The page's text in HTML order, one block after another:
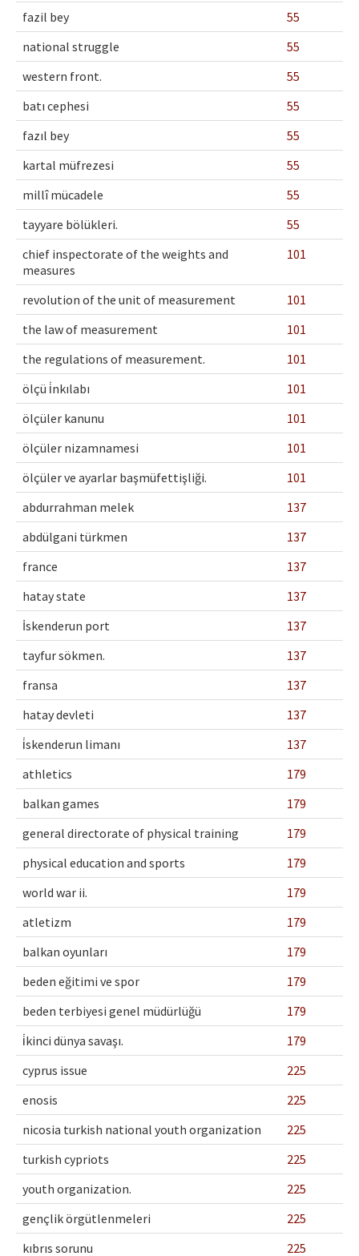
fazil bey
55
national struggle
55
western front.
55
batı cephesi
55
fazıl bey
55
kartal müfrezesi
55
millî mücadele
55
tayyare bölükleri.
55
chief inspectorate of the weights and
measures
101
revolution of the unit of measurement
101
the law of measurement
101
the regulations of measurement.
101
ölçü i̇nkılabı
101
ölçüler kanunu
101
ölçüler nizamnamesi
101
ölçüler ve ayarlar başmüfettişliği.
101
abdurrahman melek
137
abdülgani türkmen
137
france
137
hatay state
137
İskenderun port
137
tayfur sökmen.
137
fransa
137
hatay devleti
137
i̇skenderun limanı
137
athletics
179
balkan games
179
general directorate of physical training
179
physical education and sports
179
world war ii.
179
atletizm
179
balkan oyunları
179
beden eğitimi ve spor
179
beden terbiyesi genel müdürlüğü
179
i̇kinci dünya savaşı.
179
cyprus issue
225
enosis
225
nicosia turkish national youth organization
225
turkish cypriots
225
youth organization.
225
gençlik örgütlenmeleri
225
kıbrıs sorunu
225